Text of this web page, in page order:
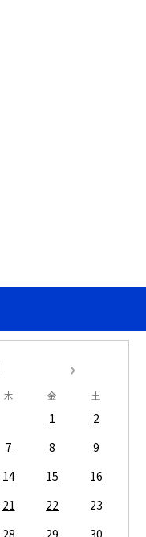
木 金 土
1
2
7 8
9
14 15
16
21 22
23
28 29 30